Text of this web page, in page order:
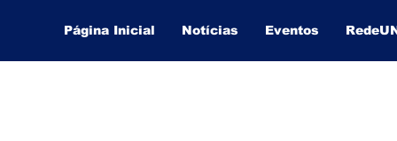
Página Inicial Notícias Eventos